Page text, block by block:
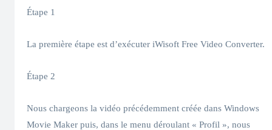
Étape 1
La première étape est d’exécuter iWisoft Free Video Converter.
Étape 2
Nous chargeons la vidéo précédemment créée dans Windows
Movie Maker puis, dans le menu déroulant « Profil », nous